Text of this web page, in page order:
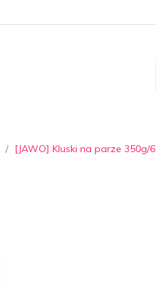
[JAWO] Kluski na parze 350g/6